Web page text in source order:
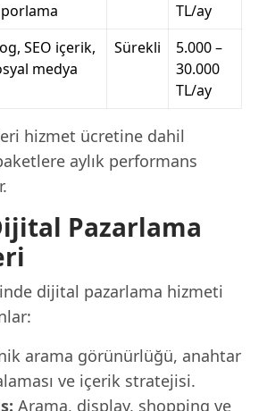
TL/ay
SEO içerik,
medya
Sürekli
5.000 –
30.000
TL/ay
hizmet ücretine dahil
aylık performans
Pazarlama
dijital pazarlama hizmeti
arama görünürlüğü, anahtar
ve içerik stratejisi.
Arama, display, shopping ve